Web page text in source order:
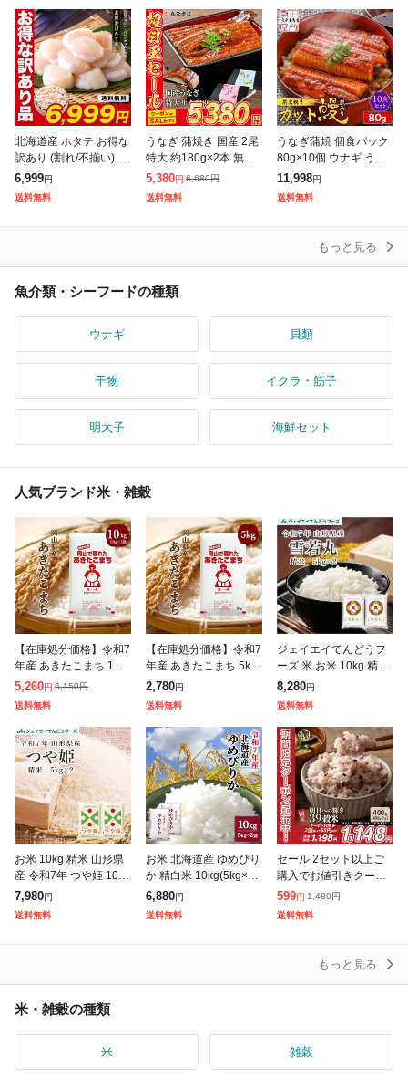
北海道産 ホタテ お得な
訳あり (割れ/不揃い) 生
ほたて貝柱 どっさり1k
g 帆立 ホタテ ほたて 刺
6,999円
送料無料
うなぎ 蒲焼き 国産 2尾
特大 約180g×2本 無投
薬 選べる 鹿児島県産
鰻 ウナギ かば焼き ス
タミナ グルメ 食品 ギ
5,380円 6,680円
送料無料
うなぎ蒲焼 個食パック
80g×10個 ウナギ うな
ぎ蒲焼き 中国産 訳あり
10人前 タレ たれ 山椒
付き 小分け カット 刻
11,998円
送料無料
もっと見る
魚介類・シーフードの種類
ウナギ 貝類
干物 イクラ・筋子
明太子 海鮮セット
人気ブランド米・雑穀
【在庫処分価格】令和7
年産 あきたこまち 10k
g (5kg×2袋) 岡山県産
ブランド米 米 お米 送
料無料 10キロ 北海道
5,260円 6,150円
送料無料
【在庫処分価格】令和7
年産 あきたこまち 5kg
(5kg×1袋) 岡山県産 ブ
ランド米 米 お米 送料
無料 5キロ 北海道・沖
2,780円
送料無料
ジェイエイてんどうフ
ーズ 米 お米 10kg 精米
山形県産 令和7年 雪若
丸 10kg (5kg×2袋) 【キ
ャンセル不可・着
8,280円
送料無料
お米 10kg 精米 山形県
産 令和7年 つや姫 10kg
(5kg×2袋) 【キャンセ
ル不可・着日指定不
可】【※沖縄・離島は
7,980円
送料無料
お米 北海道産 ゆめぴり
か 精白米 10kg(5kg×2
袋) 令和7年産 / ブラン
ド米 米 国内産
6,880円
送料無料
セール 2セット以上ご
購入でお値引きクーポ
ン有り! 雑穀 雑穀米 国
産 明日への輝き39穀米
ブレンド 400g 送料無
599円 1,480円
送料無料
もっと見る
米・雑穀の種類
米 雑穀